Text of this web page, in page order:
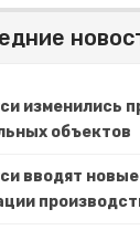
изменились
объектов
вводят